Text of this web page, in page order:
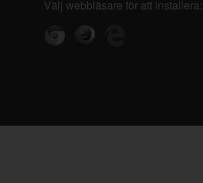
Välj webbläsare för att installera: